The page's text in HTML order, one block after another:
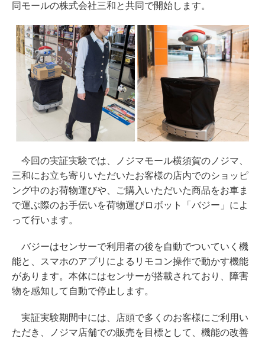
同モールの株式会社三和と共同で開始します。
今回の実証実験では、ノジマモール横須賀のノジマ、
三和にお立ち寄りいただいたお客様の店内でのショッピ
ング中のお荷物運びや、ご購入いただいた商品をお車ま
で運ぶ際のお手伝いを荷物運びロボット「バジー」によ
って行います。
バジーはセンサーで利用者の後を自動でついていく機
能と、スマホのアプリによるリモコン操作で動かす機能
があります。本体にはセンサーが搭載されており、障害
物を感知して自動で停止します。
実証実験期間中には、店頭で多くのお客様にご利用い
ただき、ノジマ店舗での販売を目標として、機能の改善